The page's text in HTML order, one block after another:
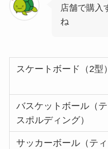
店舗で購入
ね
スケートボード（2型）
バスケットボール（
スポルディング）
サッカーボール（テ